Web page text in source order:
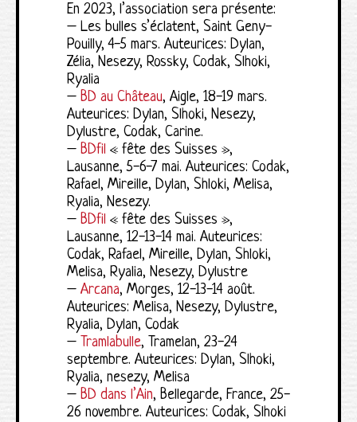
En 2023, l’association sera présente:
– Les bulles s’éclatent, Saint Geny-
Pouilly, 4-5 mars. Auteurices: Dylan,
Zélia, Nesezy, Rossky, Codak, Slhoki,
Ryalia
– BD au Château, Aigle, 18-19 mars.
Auteurices: Dylan, Slhoki, Nesezy,
Dylustre, Codak, Carine.
– BDfil « fête des Suisses »,
Lausanne, 5-6-7 mai. Auteurices: Codak,
Rafael, Mireille, Dylan, Shloki, Melisa,
Ryalia, Nesezy.
– BDfil « fête des Suisses »,
Lausanne, 12-13-14 mai. Auteurices:
Codak, Rafael, Mireille, Dylan, Shloki,
Melisa, Ryalia, Nesezy, Dylustre
– Arcana, Morges, 12-13-14 août.
Auteurices: Melisa, Nesezy, Dylustre,
Ryalia, Dylan, Codak
– Tramlabulle, Tramelan, 23-24
septembre. Auteurices: Dylan, Slhoki,
Ryalia, nesezy, Melisa
– BD dans l’Ain, Bellegarde, France, 25-
26 novembre. Auteurices: Codak, Slhoki